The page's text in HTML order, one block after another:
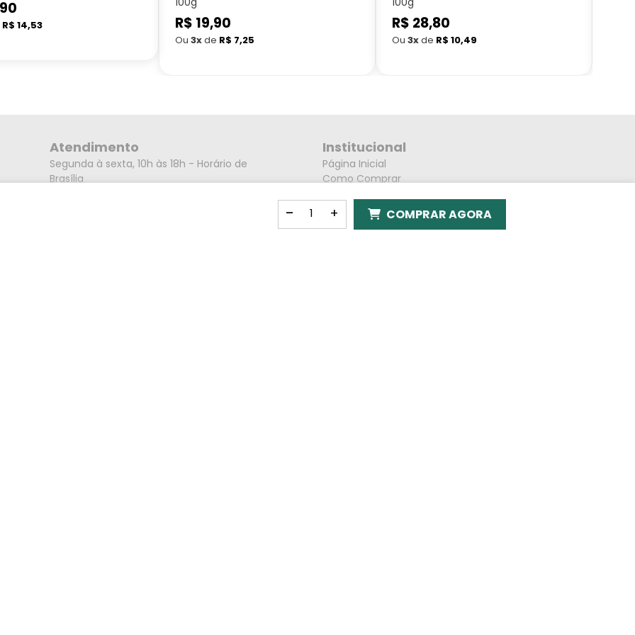
- + COMPRAR AGORA
R$ 14,53
Preço
normal
R$ 19,90
Ou 3xde R$ 7,25
Preço
normal
R$ 28,80
Ou 3xde R$ 10,49
Atendimento
Segunda à sexta, 10h às 18h - Horário de
Brasília
Institucional
Página Inicial
Como Comprar
Política de Reembolso
Política de Privacidade